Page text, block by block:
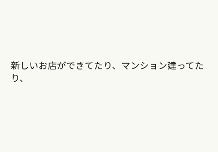
新しいお店ができてたり、マンション建ってた
り、